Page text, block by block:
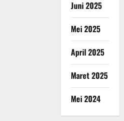
Juni 2025
Mei 2025
April 2025
Maret 2025
Mei 2024